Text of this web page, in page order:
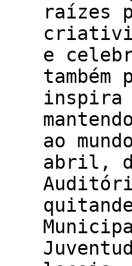
raízes
e
inspira
ao
abril,